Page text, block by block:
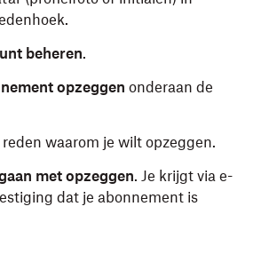
beheren.
opzeggen onderaan de
waarom je wilt opzeggen.
met opzeggen. Je krijgt via e-
dat je abonnement is